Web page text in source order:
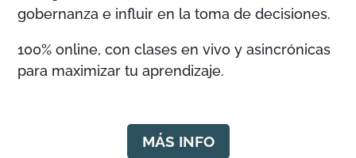
gobernanza e influir en la toma de decisiones.
100% online, con clases en vivo y asincrónicas
para maximizar tu aprendizaje.
MÁS INFO